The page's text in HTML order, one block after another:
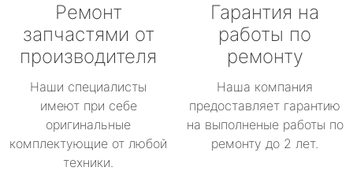
Ремонт
запчастями от
производителя
Наши специалисты
имеют при себе
оригинальные
комплектующие от любой
техники.
Гарантия на
работы по
ремонту
Наша компания
предоставляет гарантию
на выполненые работы по
ремонту до 2 лет.